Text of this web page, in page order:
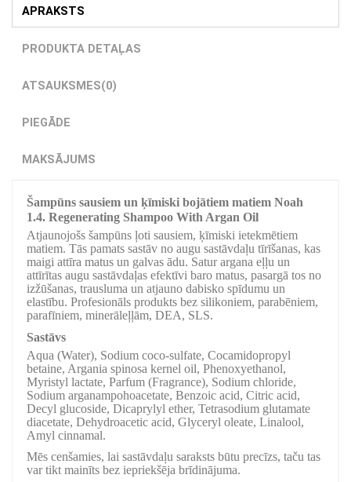
APRAKSTS
PRODUKTA DETAĻAS
ATSAUKSMES(0)
PIEGĀDE
MAKSĀJUMS
Šampūns sausiem un ķīmiski bojātiem matiem Noah
1.4. Regenerating Shampoo With Argan Oil
Atjaunojošs šampūns ļoti sausiem, ķīmiski ietekmētiem
matiem. Tās pamats sastāv no augu sastāvdaļu tīrīšanas, kas
maigi attīra matus un galvas ādu. Satur argana eļļu un
attīrītas augu sastāvdaļas efektīvi baro matus, pasargā tos no
izžūšanas, trausluma un atjauno dabisko spīdumu un
elastību. Profesionāls produkts bez silikoniem, parabēniem,
parafīniem, minerāleļļām, DEA, SLS.
Sastāvs
Aqua (Water), Sodium coco-sulfate, Cocamidopropyl
betaine, Argania spinosa kernel oil, Phenoxyethanol,
Myristyl lactate, Parfum (Fragrance), Sodium chloride,
Sodium arganampohoacetate, Benzoic acid, Citric acid,
Decyl glucoside, Dicaprylyl ether, Tetrasodium glutamate
diacetate, Dehydroacetic acid, Glyceryl oleate, Linalool,
Amyl cinnamal.
Mēs cenšamies, lai sastāvdaļu saraksts būtu precīzs, taču tas
var tikt mainīts bez iepriekšēja brīdinājuma.